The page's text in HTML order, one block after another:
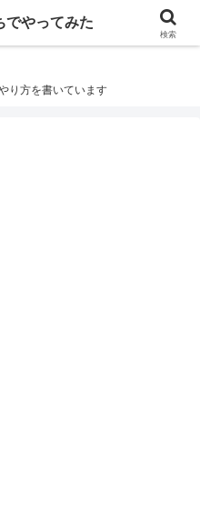
でやってみた
り方を書いています
でやってみた
検索